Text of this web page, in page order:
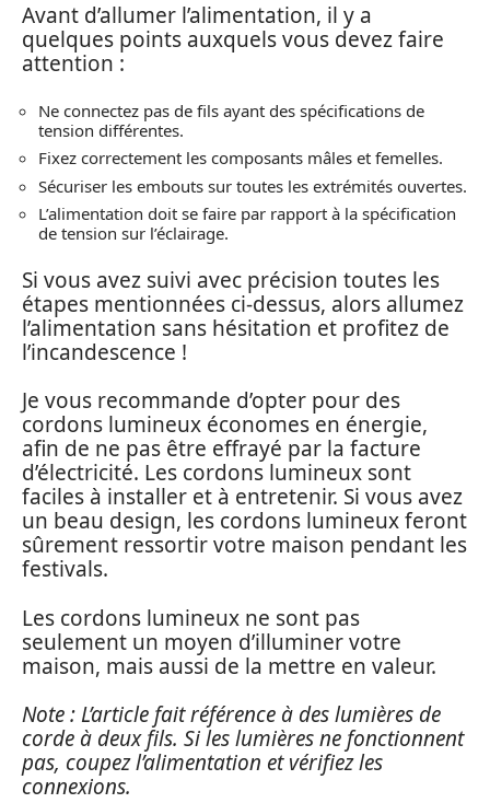
Avant d’allumer l’alimentation, il y a
quelques points auxquels vous devez faire
attention :
Ne connectez pas de fils ayant des spécifications de
tension différentes.
Fixez correctement les composants mâles et femelles.
Sécuriser les embouts sur toutes les extrémités ouvertes.
L’alimentation doit se faire par rapport à la spécification
de tension sur l’éclairage.
Si vous avez suivi avec précision toutes les
étapes mentionnées ci-dessus, alors allumez
l’alimentation sans hésitation et profitez de
l’incandescence !
Je vous recommande d’opter pour des
cordons lumineux économes en énergie,
afin de ne pas être effrayé par la facture
d’électricité. Les cordons lumineux sont
faciles à installer et à entretenir. Si vous avez
un beau design, les cordons lumineux feront
sûrement ressortir votre maison pendant les
festivals.
Les cordons lumineux ne sont pas
seulement un moyen d’illuminer votre
maison, mais aussi de la mettre en valeur.
Note : L’article fait référence à des lumières de
corde à deux fils. Si les lumières ne fonctionnent
pas, coupez l’alimentation et vérifiez les
connexions.